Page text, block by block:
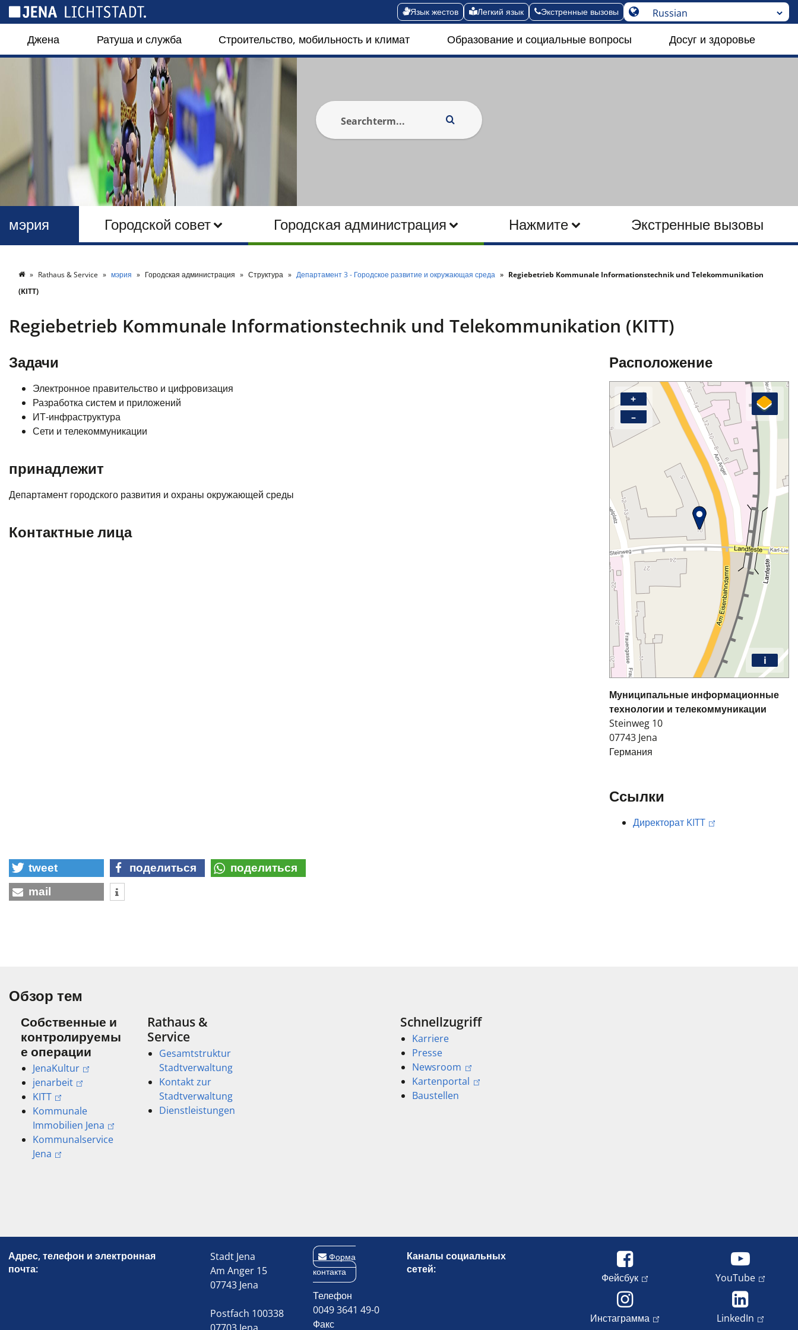
Язык жестов Легкий язык Экстренные вызовы
Джена Ратуша и служба Строительство, мобильность и климат Образование и социальные вопросы Досуг и здоровье
Городской совет Городская администрация Нажмите Экстренные вызовы
мэрия
Rathaus & Service мэрия Городская администрация Структура Департамент 3 - Городское развитие и окружающая среда
Regiebetrieb Kommunale Informationstechnik und Telekommunikation
(KITT)
Regiebetrieb Kommunale Informationstechnik und Telekommunikation (KITT)
Задачи
Электронное правительство и цифровизация
Разработка систем и приложений
ИТ-инфраструктура
Сети и телекоммуникации
принадлежит
Департамент городского развития и охраны окружающей среды
Контактные лица
Расположение
+
–
i
Муниципальные информационные
технологии и телекоммуникации
Steinweg 10
07743 Jena
Германия
Ссылки
Директорат KITT
tweet поделиться
поделиться
mail
Обзор тем
Собственные и
контролируемы
е операции
JenaKultur
jenarbeit
KITT
Kommunale
Immobilien Jena
Kommunalservice
Jena
Rathaus &
Service
Gesamtstruktur
Stadtverwaltung
Kontakt zur
Stadtverwaltung
Dienstleistungen
Schnellzugriff
Karriere
Presse
Newsroom
Kartenportal
Baustellen
Адрес, телефон и электронная
почта:
Stadt Jena
Am Anger 15
07743 Jena
Postfach 100338
Форма
контакта
Телефон
0049 3641 49-0
Факс
Каналы социальных
сетей:
Фейсбук YouTube
Инстаграмма LinkedIn
Панель управления cookies